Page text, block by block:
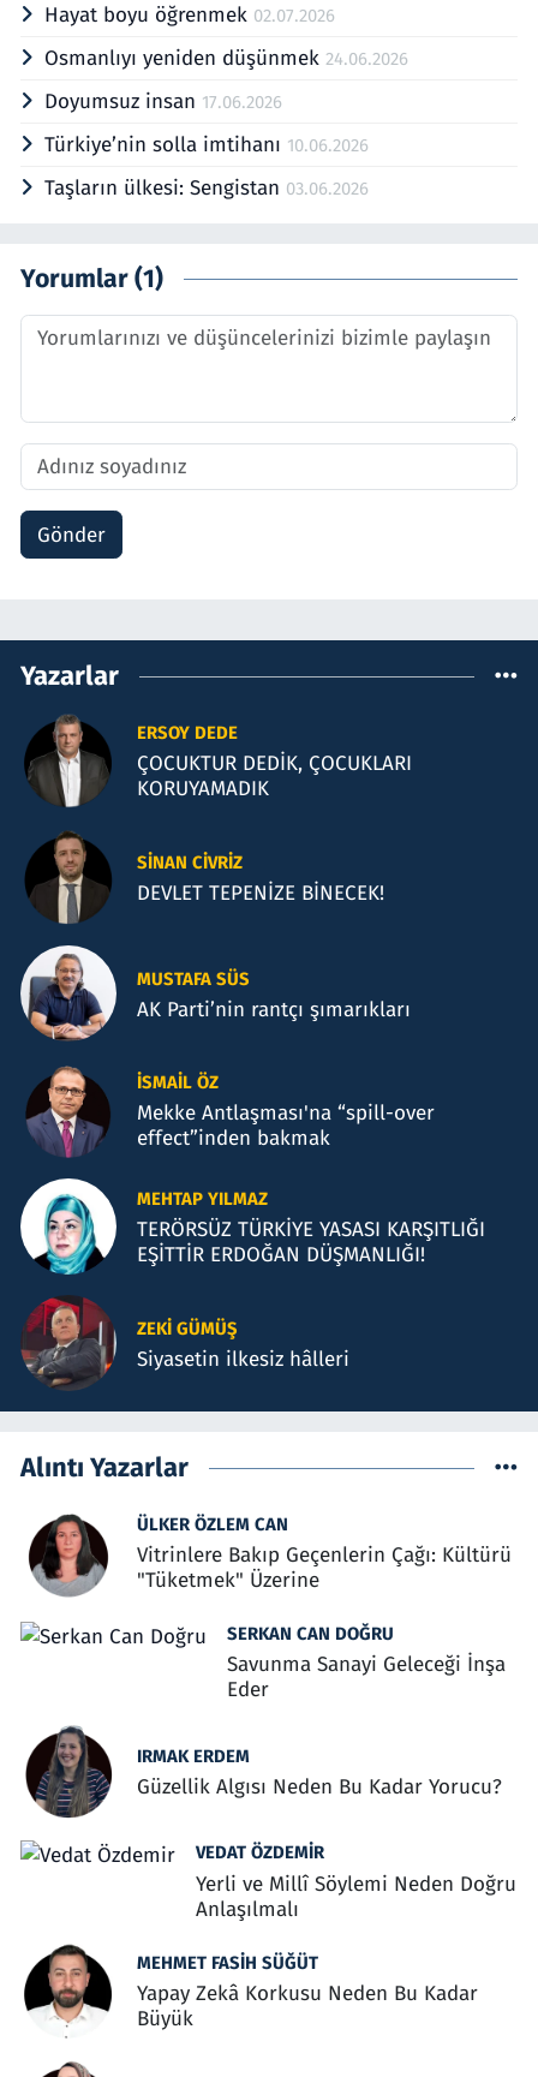
Hayat boyu öğrenmek 02.07.2026
Osmanlıyı yeniden düşünmek 24.06.2026
Doyumsuz insan 17.06.2026
Türkiye’nin solla imtihanı 10.06.2026
Taşların ülkesi: Sengistan 03.06.2026
Yorumlar (1)
Gönder
Yazarlar
ERSOY DEDE
ÇOCUKTUR DEDİK, ÇOCUKLARI
KORUYAMADIK
SINAN CIVRIZ
DEVLET TEPENİZE BİNECEK!
MUSTAFA SÜS
AK Parti’nin rantçı şımarıkları
İSMAIL ÖZ
Mekke Antlaşması'na “spill-over
effect”inden bakmak
MEHTAP YILMAZ
TERÖRSÜZ TÜRKİYE YASASI KARŞITLIĞI
EŞİTTİR ERDOĞAN DÜŞMANLIĞI!
ZEKI GÜMÜŞ
Siyasetin ilkesiz hâlleri
Alıntı Yazarlar
ÜLKER ÖZLEM CAN
Vitrinlere Bakıp Geçenlerin Çağı: Kültürü
"Tüketmek" Üzerine
SERKAN CAN DOĞRU
Savunma Sanayi Geleceği İnşa
Eder
IRMAK ERDEM
Güzellik Algısı Neden Bu Kadar Yorucu?
VEDAT ÖZDEMIR
Yerli ve Millî Söylemi Neden Doğru
Anlaşılmalı
MEHMET FASIH SÜĞÜT
Yapay Zekâ Korkusu Neden Bu Kadar
Büyük